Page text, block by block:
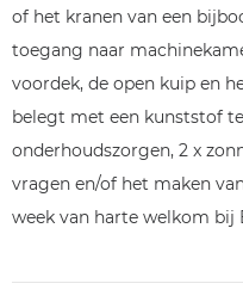
of het kranen van een
toegang naar
voordek, de open kuip en
belegt met een kunststof
onderhoudszorgen, 2 x
vragen en/of het maken
week van harte welkom bij